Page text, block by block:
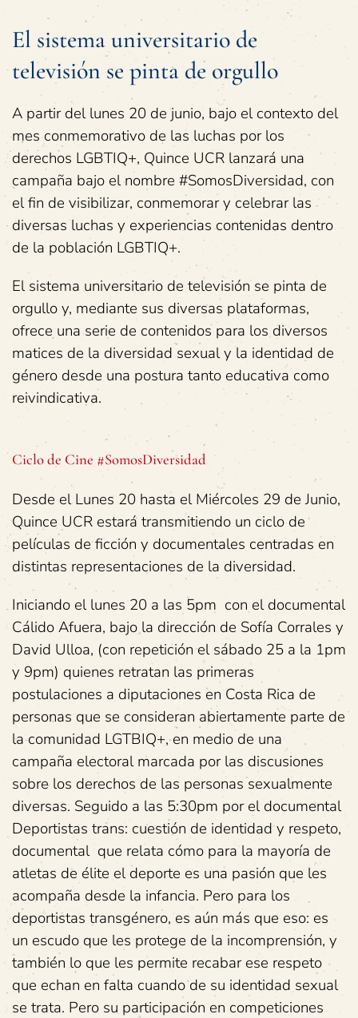
El sistema universitario de
televisión se pinta de orgullo
A partir del lunes 20 de junio, bajo el contexto del
mes conmemorativo de las luchas por los
derechos LGBTIQ+, Quince UCR lanzará una
campaña bajo el nombre #SomosDiversidad, con
el fin de visibilizar, conmemorar y celebrar las
diversas luchas y experiencias contenidas dentro
de la población LGBTIQ+.
El sistema universitario de televisión se pinta de
orgullo y, mediante sus diversas plataformas,
ofrece una serie de contenidos para los diversos
matices de la diversidad sexual y la identidad de
género desde una postura tanto educativa como
reivindicativa.
Ciclo de Cine #SomosDiversidad
Desde el Lunes 20 hasta el Miércoles 29 de Junio,
Quince UCR estará transmitiendo un ciclo de
películas de ficción y documentales centradas en
distintas representaciones de la diversidad.
Iniciando el lunes 20 a las 5pm con el documental
Cálido Afuera, bajo la dirección de Sofía Corrales y
David Ulloa, (con repetición el sábado 25 a la 1pm
y 9pm) quienes retratan las primeras
postulaciones a diputaciones en Costa Rica de
personas que se consideran abiertamente parte de
la comunidad LGTBIQ+, en medio de una
campaña electoral marcada por las discusiones
sobre los derechos de las personas sexualmente
diversas. Seguido a las 5:30pm por el documental
Deportistas trans: cuestión de identidad y respeto,
documental que relata cómo para la mayoría de
atletas de élite el deporte es una pasión que les
acompaña desde la infancia. Pero para los
deportistas transgénero, es aún más que eso: es
un escudo que les protege de la incomprensión, y
también lo que les permite recabar ese respeto
que echan en falta cuando de su identidad sexual
se trata. Pero su participación en competiciones